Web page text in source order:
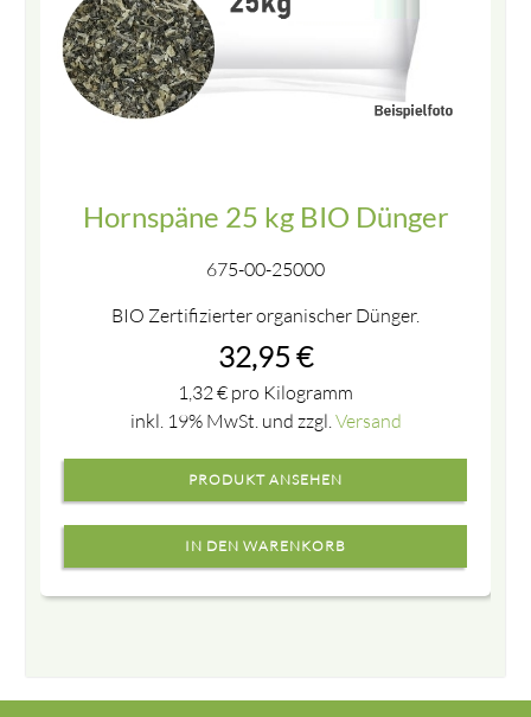
Hornspäne 25 kg BIO Dünger
675-00-25000
BIO Zertifizierter organischer Dünger.
32,95 €
1,32 € pro Kilogramm
inkl. 19% MwSt. und zzgl. Versand
PRODUKT ANSEHEN